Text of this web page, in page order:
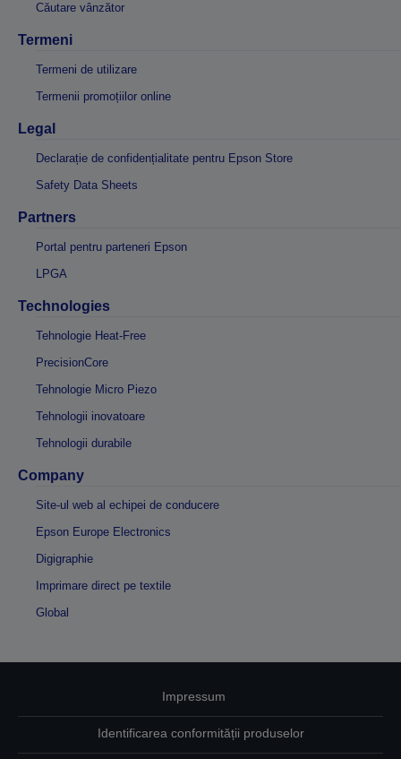
Căutare vânzător
Termeni
Termeni de utilizare
Termenii promoțiilor online
Legal
Declarație de confidențialitate pentru Epson Store
Safety Data Sheets
Partners
Portal pentru parteneri Epson
LPGA
Technologies
Tehnologie Heat-Free
PrecisionCore
Tehnologie Micro Piezo
Tehnologii inovatoare
Tehnologii durabile
Company
Site-ul web al echipei de conducere
Epson Europe Electronics
Digigraphie
Imprimare direct pe textile
Global
Impressum
Identificarea conformității produselor